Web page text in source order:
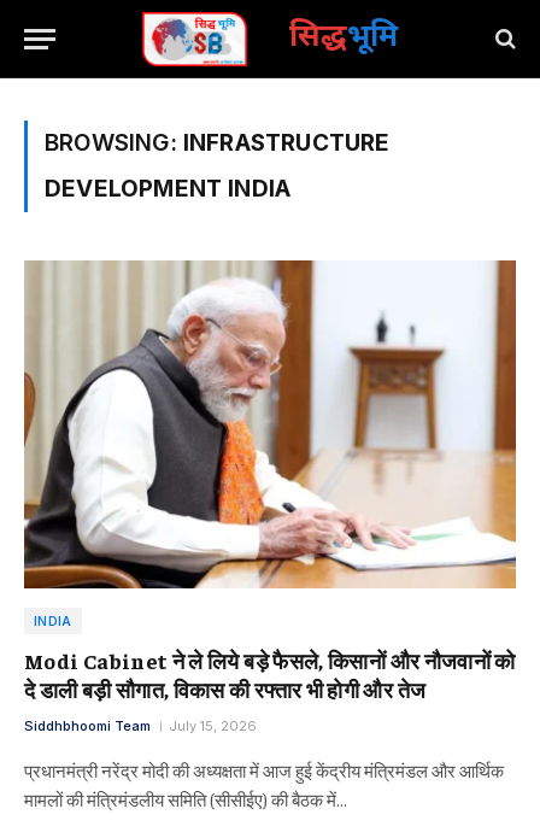
सिद्धभूमि
BROWSING: INFRASTRUCTURE
DEVELOPMENT INDIA
INDIA
Modi Cabinet ने ले लिये बड़े फैसले, किसानों और नौजवानों को
दे डाली बड़ी सौगात, विकास की रफ्तार भी होगी और तेज
Siddhbhoomi Team July 15, 2026
प्रधानमंत्री नरेंद्र मोदी की अध्यक्षता में आज हुई केंद्रीय मंत्रिमंडल और आर्थिक
मामलों की मंत्रिमंडलीय समिति (सीसीईए) की बैठक में…